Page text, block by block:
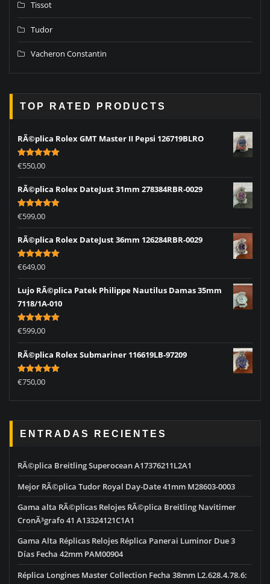
Tissot
Tudor
Vacheron Constantin
TOP RATED PRODUCTS
RÃ©plica Rolex GMT Master II Pepsi 126719BLRO
Rated5.00
out of 5
€550,00
RÃ©plica Rolex DateJust 31mm 278384RBR-0029
Rated5.00
out of 5
€599,00
RÃ©plica Rolex DateJust 36mm 126284RBR-0029
Rated5.00
out of 5
€649,00
Lujo RÃ©plica Patek Philippe Nautilus Damas 35mm
7118/1A-010
Rated5.00
out of 5
€599,00
RÃ©plica Rolex Submariner 116619LB-97209
Rated5.00
out of 5
€750,00
ENTRADAS RECIENTES
RÃ©plica Breitling Superocean A17376211L2A1
Mejor RÃ©plica Tudor Royal Day-Date 41mm M28603-0003
Gama alta RÃ©plicas Relojes RÃ©plica Breitling Navitimer
CronÃ³grafo 41 A13324121C1A1
Gama Alta Réplicas Relojes Réplica Panerai Luminor Due 3
Días Fecha 42mm PAM00904
Réplica Longines Master Collection Fecha 38mm L2.628.4.78.6: